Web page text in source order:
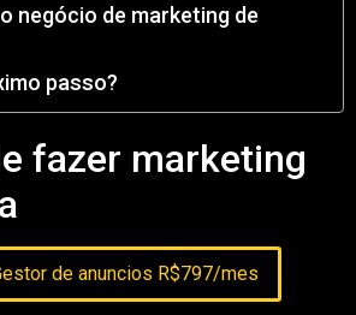
negócio de marketing de
passo?
fazer marketing
de anuncios R$797/mes